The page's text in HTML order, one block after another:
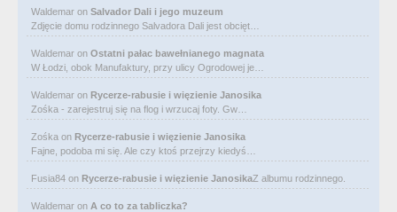
Waldemar on Salvador Dali i jego muzeum
Zdjęcie domu rodzinnego Salvadora Dali jest obcięt…
Waldemar on Ostatni pałac bawełnianego magnata
W Łodzi, obok Manufaktury, przy ulicy Ogrodowej je…
Waldemar on Rycerze-rabusie i więzienie Janosika
Zośka - zarejestruj się na flog i wrzucaj foty. Gw…
Zośka on Rycerze-rabusie i więzienie Janosika
Fajne, podoba mi się. Ale czy ktoś przejrzy kiedyś…
Fusia84 on Rycerze-rabusie i więzienie JanosikaZ albumu rodzinnego.
Waldemar on A co to za tabliczka?